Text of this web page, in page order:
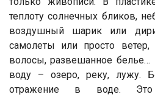
теплоту солнечных бликов,
воздушный шарик или
самолеты или просто
волосы, развешанное белье…
воду – озеро, реку, лужу.
отражение в воде. Это